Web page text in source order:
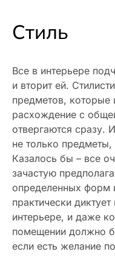
Стиль
Все в интерьере
и вторит ей.
предметов,
расхождение с
отвергаются сразу.
не только
Казалось бы – все
зачастую
определенных форм
практически
интерьере, и даже
помещении должно
если есть желание